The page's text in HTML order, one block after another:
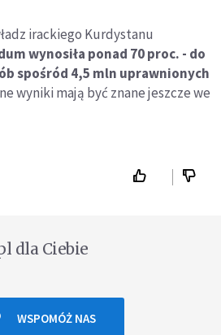
irackiego Kurdystanu
wynosiła ponad 70 proc. - do
spośród 4,5 mln uprawnionych
wyniki mają być znane jeszcze we
dla Ciebie
WSPOMÓŻ NAS